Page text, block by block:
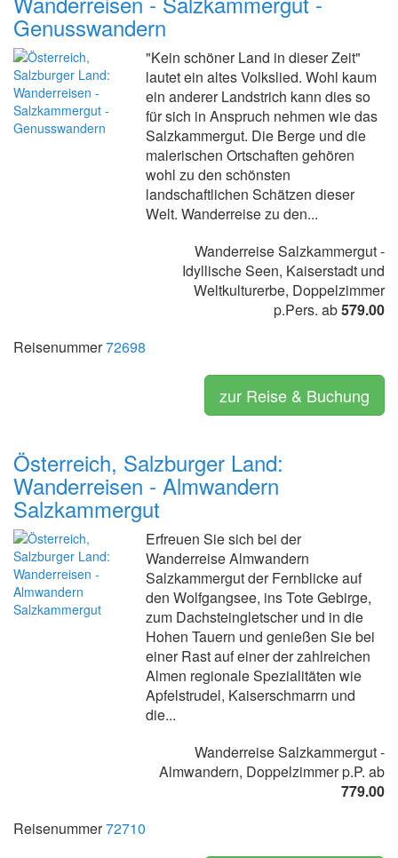
Genusswandern
"Kein schöner Land in dieser Zeit"
lautet ein altes Volkslied. Wohl kaum
ein anderer Landstrich kann dies so
für sich in Anspruch nehmen wie das
Salzkammergut. Die Berge und die
malerischen Ortschaften gehören
wohl zu den schönsten
landschaftlichen Schätzen dieser
Welt. Wanderreise zu den...
Wanderreise Salzkammergut -
Idyllische Seen, Kaiserstadt und
Weltkulturerbe, Doppelzimmer
p.Pers. ab579.00
Reisenummer72698
zur Reise & Buchung
Österreich, Salzburger Land:
Wanderreisen - Almwandern
Salzkammergut
Erfreuen Sie sich bei der
Wanderreise Almwandern
Salzkammergut der Fernblicke auf
den Wolfgangsee, ins Tote Gebirge,
zum Dachsteingletscher und in die
Hohen Tauern und genießen Sie bei
einer Rast auf einer der zahlreichen
Almen regionale Spezialitäten wie
Apfelstrudel, Kaiserschmarrn und
die...
Wanderreise Salzkammergut -
Almwandern, Doppelzimmer p.P. ab
779.00
Reisenummer72710